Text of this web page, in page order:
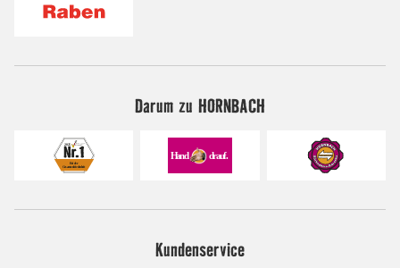
Darum zu HORNBACH
Kundenservice